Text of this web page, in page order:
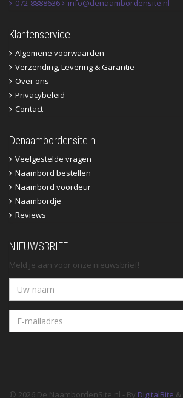
072-8888636 info@denaambordensite.nl
Klantenservice
Algemene voorwaarden
Verzending, Levering & Garantie
Over ons
Privacybeleid
Contact
Denaambordensite.nl
Veelgestelde vragen
Naambord bestellen
Naambord voordeur
Naambordje
Reviews
NIEUWSBRIEF
Meld je aan voor onze nieuwsbrief!
© 2026 De NaambordenSite.nl - By DigitalBite &